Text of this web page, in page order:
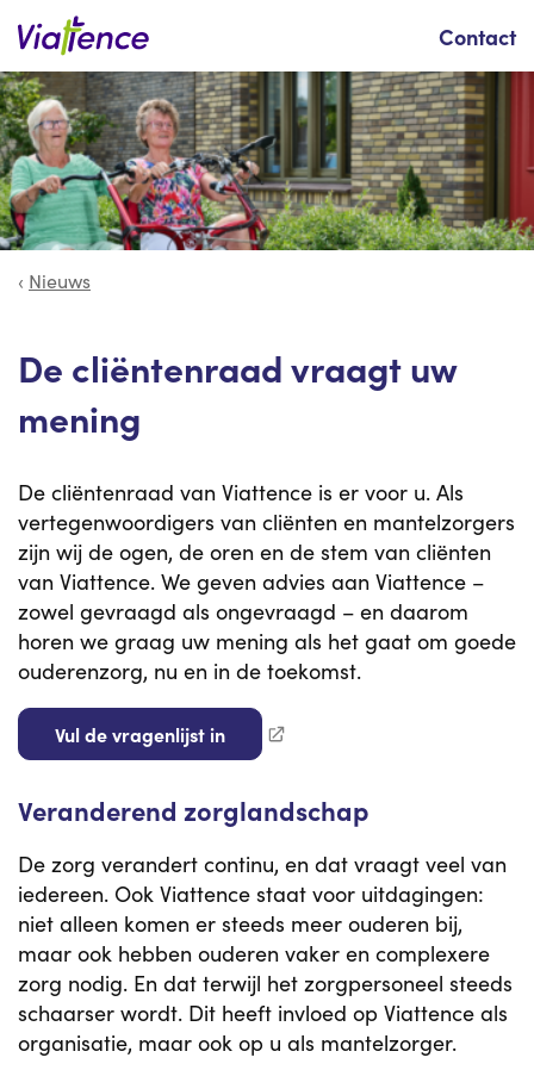
Contact
Zoeken
Nieuws
De cliëntenraad vraagt uw
mening
De cliëntenraad van Viattence is er voor u. Als
vertegenwoordigers van cliënten en mantelzorgers
zijn wij de ogen, de oren en de stem van cliënten
van Viattence. We geven advies aan Viattence –
zowel gevraagd als ongevraagd – en daarom
horen we graag uw mening als het gaat om goede
ouderenzorg, nu en in de toekomst.
Vul de vragenlijst in
Veranderend zorglandschap
De zorg verandert continu, en dat vraagt veel van
iedereen. Ook Viattence staat voor uitdagingen:
niet alleen komen er steeds meer ouderen bij,
maar ook hebben ouderen vaker en complexere
zorg nodig. En dat terwijl het zorgpersoneel steeds
schaarser wordt. Dit heeft invloed op Viattence als
organisatie, maar ook op u als mantelzorger.